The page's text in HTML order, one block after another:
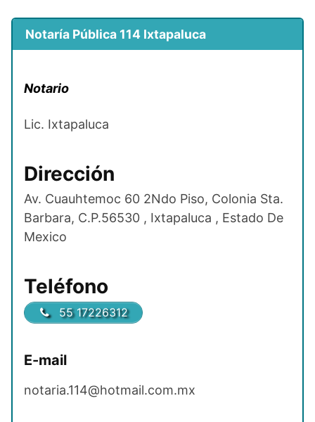
Notaría Pública 114 Ixtapaluca
Notario
Lic. Ixtapaluca
Dirección
Av. Cuauhtemoc 60 2Ndo Piso, Colonia Sta.
Barbara, C.P.56530 , Ixtapaluca , Estado De
Mexico
Teléfono
55 17226312
E-mail
notaria.114@hotmail.com.mx